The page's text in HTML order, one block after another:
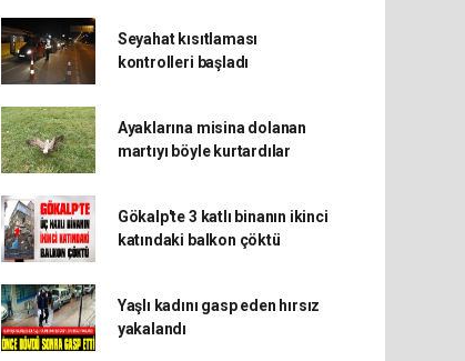
Seyahat kısıtlaması
kontrolleri başladı
Ayaklarına misina dolanan
martıyı böyle kurtardılar
Gökalp'te 3 katlı binanın ikinci
katındaki balkon çöktü
Yaşlı kadını gasp eden hırsız
yakalandı